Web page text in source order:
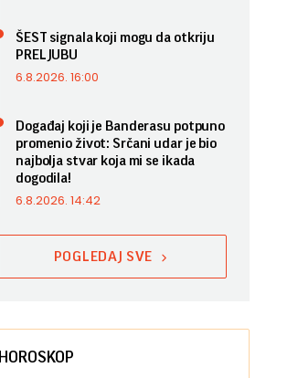
ŠEST signala koji mogu da otkriju
PRELJUBU
6.8.2026. 16:00
Događaj koji je Banderasu potpuno
promenio život: Srčani udar je bio
najbolja stvar koja mi se ikada
dogodila!
6.8.2026. 14:42
POGLEDAJ SVE
HOROSKOP